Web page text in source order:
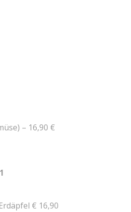
– 16,90 €
€ 16,90